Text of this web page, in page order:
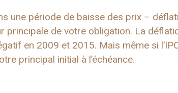
une période de baisse des prix –
principale de votre obligation. La
en 2009 et 2015. Mais même si
principal initial à l’échéance.